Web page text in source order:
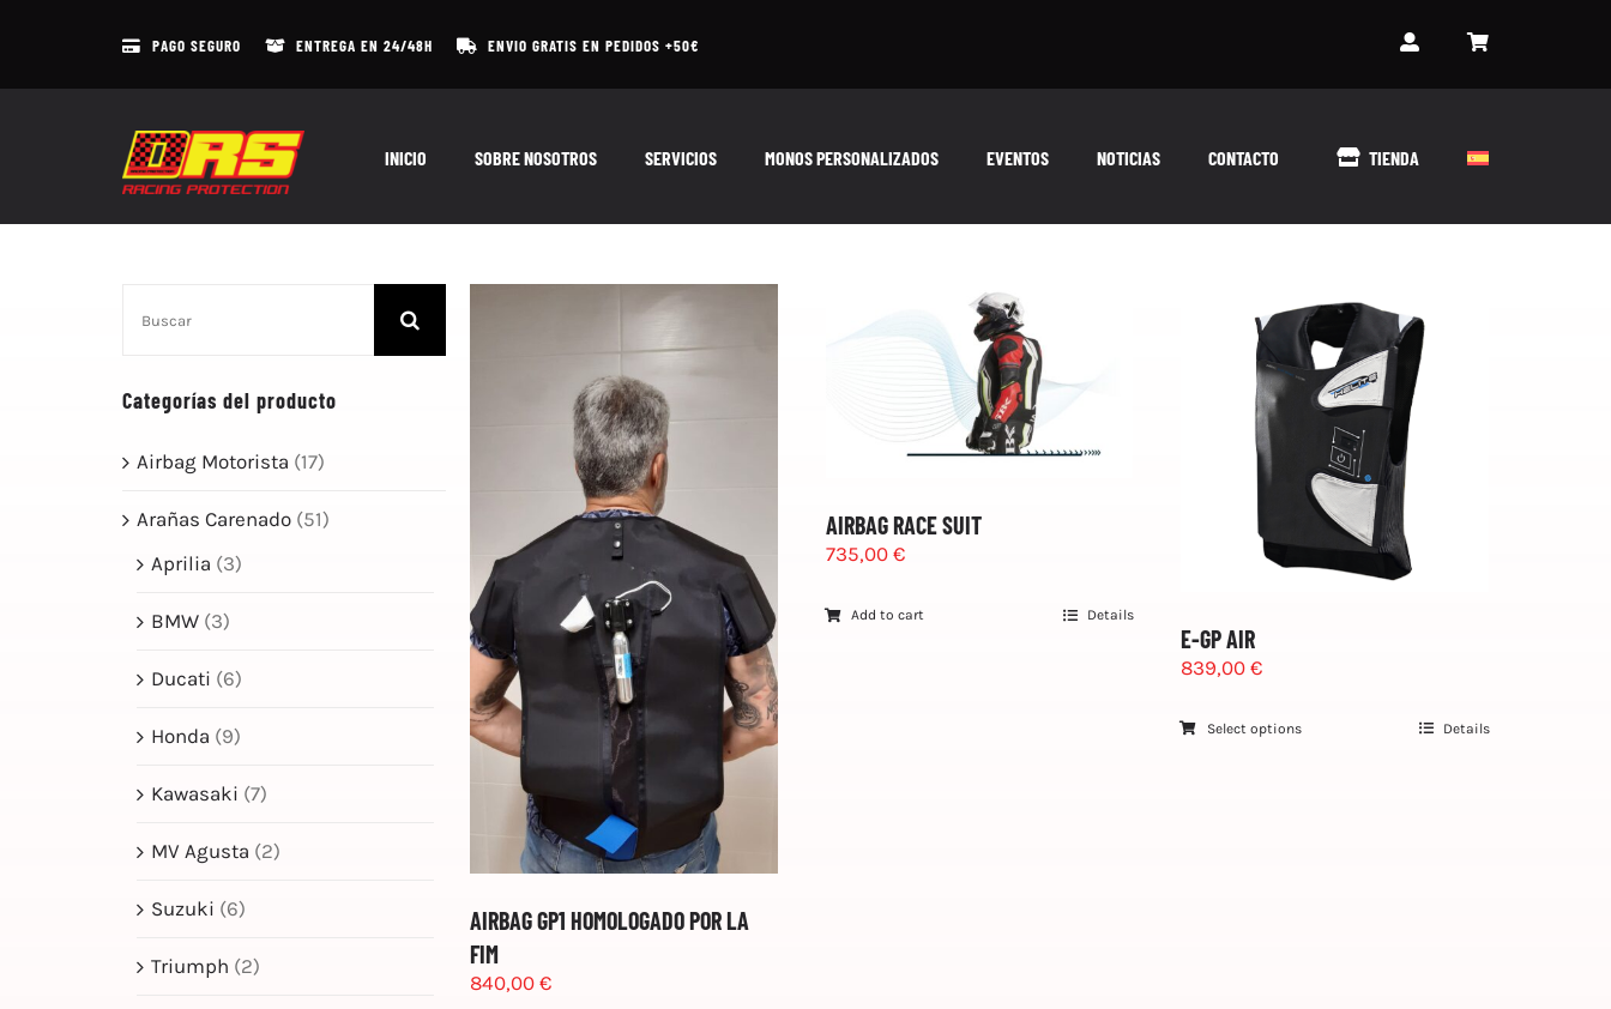
PAGO SEGURO ENTREGA EN 24/48H ENVIO GRATIS EN PEDIDOS +50€
INICIO SOBRE NOSOTROS SERVICIOS MONOS PERSONALIZADOS EVENTOS NOTICIAS CONTACTO TIENDA
for:
Categorías del producto
Airbag Motorista (17)
Arañas Carenado (51)
Aprilia (3)
BMW (3)
Ducati (6)
Honda (9)
Kawasaki (7)
MV Agusta (2)
Suzuki (6)
Triumph (2)
AIRBAG GP1 HOMOLOGADO POR LA
FIM
840,00 €
AIRBAG RACE SUIT
735,00 €
Add to cart Details
E-GP AIR
839,00€
Select options Details